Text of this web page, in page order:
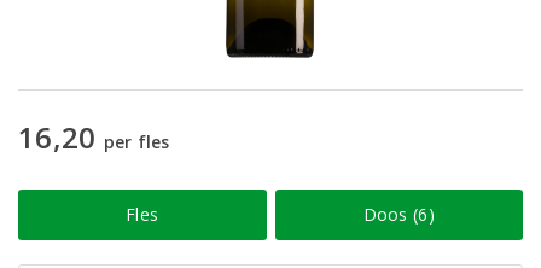
16,20 per fles
Fles Doos (6)